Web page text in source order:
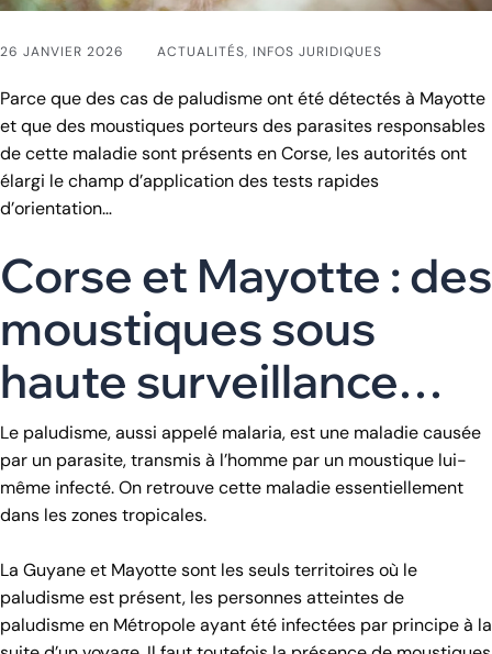
26 JANVIER 2026 ACTUALITÉS, INFOS JURIDIQUES
Parce que des cas de paludisme ont été détectés à Mayotte
et que des moustiques porteurs des parasites responsables
de cette maladie sont présents en Corse, les autorités ont
élargi le champ d’application des tests rapides
d’orientation…
Corse et Mayotte : des
moustiques sous
haute surveillance…
Le paludisme, aussi appelé malaria, est une maladie causée
par un parasite, transmis à l’homme par un moustique lui-
même infecté. On retrouve cette maladie essentiellement
dans les zones tropicales.
La Guyane et Mayotte sont les seuls territoires où le
paludisme est présent, les personnes atteintes de
paludisme en Métropole ayant été infectées par principe à la